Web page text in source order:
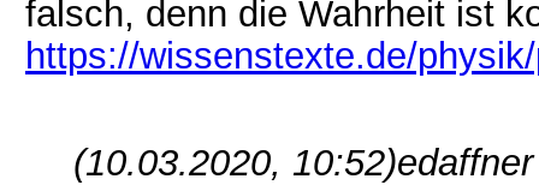
falsch, denn die Wahrheit ist
https://wissenstexte.de/
(10.03.2020, 10:52)